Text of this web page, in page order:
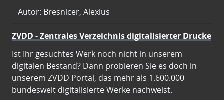
Autor: Bresnicer, Alexius
ZVDD - Zentrales Verzeichnis digitalisierter Drucke
Ist Ihr gesuchtes Werk noch nicht in unserem
digitalen Bestand? Dann probieren Sie es doch in
unserem ZVDD Portal, das mehr als 1.600.000
bundesweit digitalisierte Werke nachweist.